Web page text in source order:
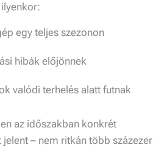
egy teljes szezonon
hibák előjönnek
valódi terhelés alatt futnak
az időszakban konkrét
– nem ritkán több százezer